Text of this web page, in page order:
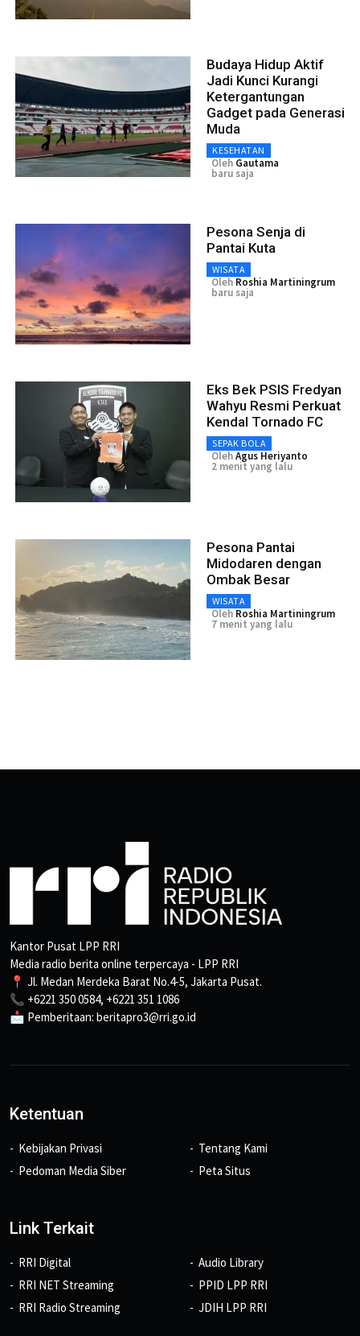
Budaya Hidup Aktif
Jadi Kunci Kurangi
Ketergantungan
Gadget pada Generasi
Muda
KESEHATAN
Oleh Gautama
baru saja
Pesona Senja di
Pantai Kuta
WISATA
Oleh Roshia Martiningrum
baru saja
Eks Bek PSIS Fredyan
Wahyu Resmi Perkuat
Kendal Tornado FC
SEPAK BOLA
OlehAgus Heriyanto
2 menit yang lalu
Pesona Pantai
Midodaren dengan
Ombak Besar
WISATA
Oleh Roshia Martiningrum
7 menit yang lalu
Kantor Pusat LPP RRI
Media radio berita online terpercaya - LPP RRI
📍 Jl. Medan Merdeka Barat No.4-5, Jakarta Pusat.
📞 +6221 350 0584, +6221 351 1086
📩 Pemberitaan: beritapro3@rri.go.id
Ketentuan
Kebijakan Privasi
Pedoman Media Siber
Tentang Kami
Peta Situs
Link Terkait
RRI Digital
RRI NET Streaming
RRI Radio Streaming
Audio Library
PPID LPP RRI
JDIH LPP RRI